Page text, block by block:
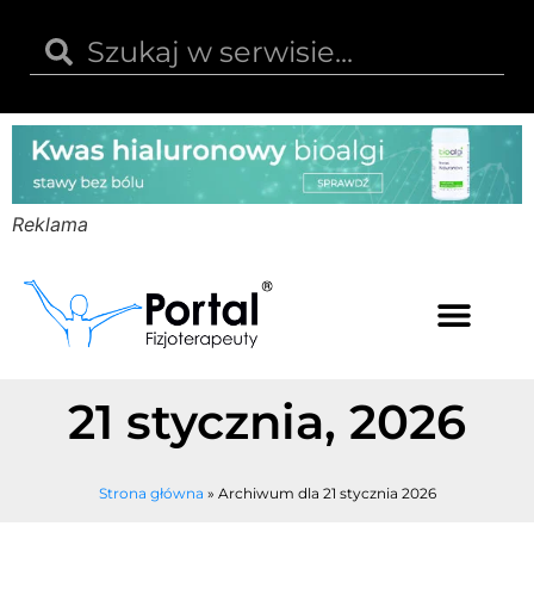
Reklama
21 stycznia, 2026
Strona główna » Archiwum dla 21 stycznia 2026